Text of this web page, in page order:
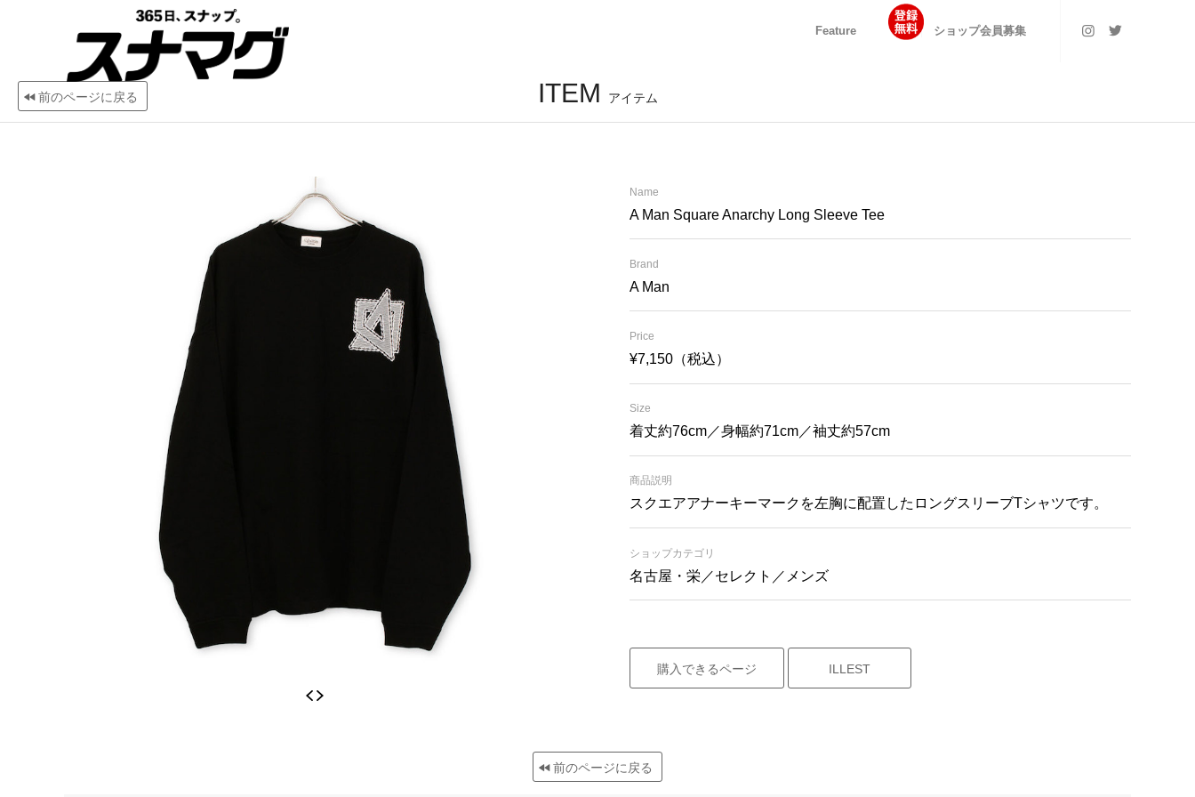
Feature ショップ会員募集
前のページに戻る ITEM アイテム
Name
A Man Square Anarchy Long Sleeve Tee
Brand
A Man
Price
¥7,150（税込）
Size
着丈約76cm／身幅約71cm／袖丈約57cm
商品説明
スクエアアナーキーマークを左胸に配置したロングスリーブTシャツです。
ショップカテゴリ
名古屋・栄／セレクト／メンズ
購入できるページ ILLEST
前のページに戻る